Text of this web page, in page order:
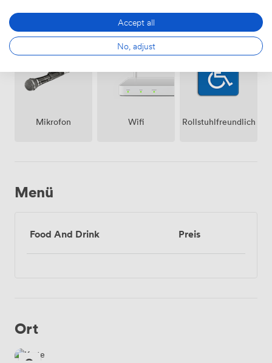
Ausstattungen
Mikrofon Wifi Rollstuhlfreundlich
Menü
Food And Drink Preis
Ort
Accept all
No, adjust